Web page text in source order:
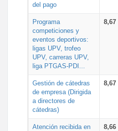
del pago
Programa
competiciones y
eventos deportivos:
ligas UPV, trofeo
UPV, carreras UPV,
liga PTGAS-PDI...
8,67
Gestión de cátedras
de empresa (Dirigida
a directores de
cátedras)
8,67
Atención recibida en
8,66